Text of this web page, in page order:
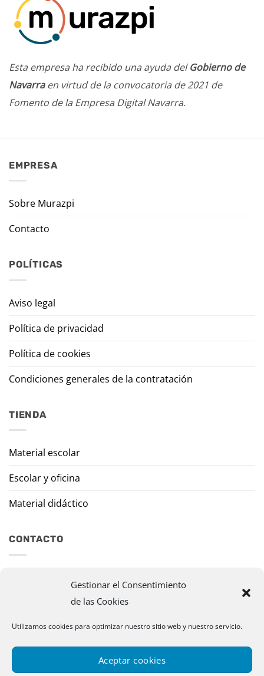
Gestionar el Consentimiento
de las Cookies
Utilizamos cookies para optimizar nuestro sitio web y nuestro servicio.
Aceptar cookies
Esta empresa ha recibido una ayuda delGobierno de
Navarraen virtud de la convocatoria de 2021 de
Fomento de la Empresa Digital Navarra.
EMPRESA
Sobre Murazpi
Contacto
POLÍTICAS
Aviso legal
Política de privacidad
Política de cookies
Condiciones generales de la contratación
TIENDA
Material escolar
Escolar y oficina
Material didáctico
CONTACTO
murazpi@murazpi.com
948 234 436 – 623 195 518